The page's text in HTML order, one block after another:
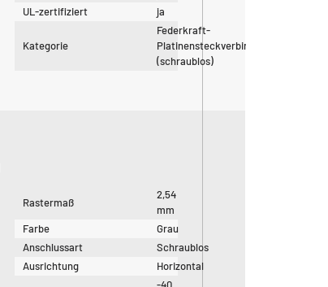
UL-zertifiziert
ja
Kategorie
Federkraft-
Platinensteckverbinder
(schraublos)
Rastermaß
2,54
mm
Farbe
Grau
Anschlussart
Schraublos
Ausrichtung
Horizontal